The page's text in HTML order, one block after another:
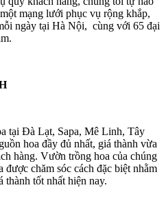
mạng lưới phục vụ rộng khắp,
ngày tại Hà Nội, cùng với 65 đại
tại Đà Lạt, Sapa, Mê Linh, Tây
hoa đầy đủ nhất, giá thành vừa
hàng. Vườn trồng hoa của chúng
chăm sóc cách đặc biệt nhằm
thành tốt nhất hiện nay.